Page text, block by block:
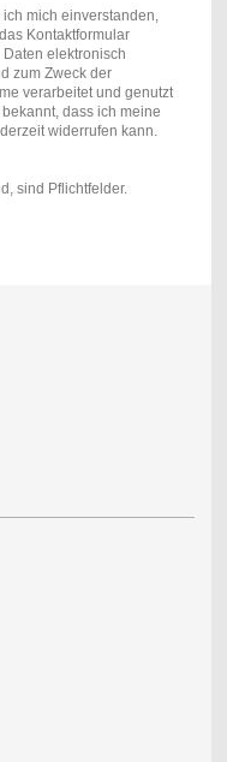
mich einverstanden,
Kontaktformular
elektronisch
zum Zweck der
verarbeitet und genutzt
dass ich meine
widerrufen kann.
sind Pflichtfelder.